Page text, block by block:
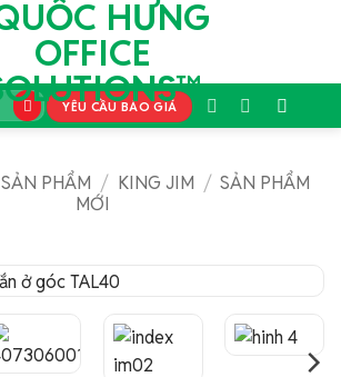
YÊU CẦU BÁO GIÁ
SẢN PHẨM / KING JIM / SẢN PHẨM
MỚI